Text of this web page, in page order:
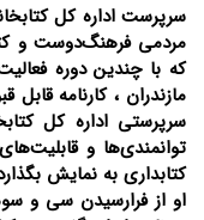
سرپرست اداره کل
مردمی فرهنگ‌دوست و
که با چندین دوره
مازندران ، کارنامه
سرپرستی اداره کل
توانمندی‌ها و
کتابداری به نمایش
او از فرارسیدن سی و